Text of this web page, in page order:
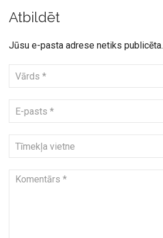
Atbildēt
Jūsu e-pasta adrese netiks publicēta.